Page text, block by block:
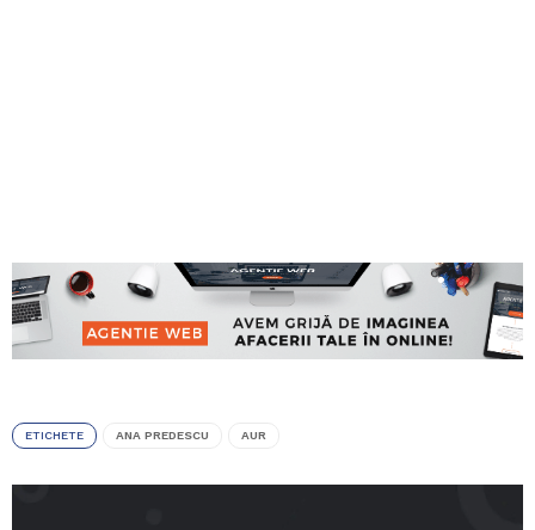
ETICHETE ANA PREDESCU AUR